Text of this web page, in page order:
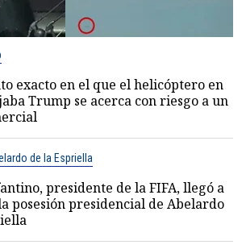
exacto en el que el helicóptero en
Trump se acerca con riesgo a un
de la Espriella
presidente de la FIFA, llegó a
posesión presidencial de Abelardo